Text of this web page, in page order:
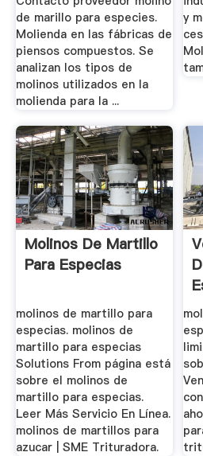
de marillo para especies.
Molienda en las fábricas de
piensos compuestos. Se
analizan los tipos de
molinos utilizados en la
molienda para la ...
y
Molinos De Martillo
Para Especias
molinos de martillo para
especias. molinos de
martillo para especias
Solutions From página está
sobre el molinos de
martillo para especias.
Leer Más Servicio En Línea.
molinos de martillos para
azucar | SME Trituradora.